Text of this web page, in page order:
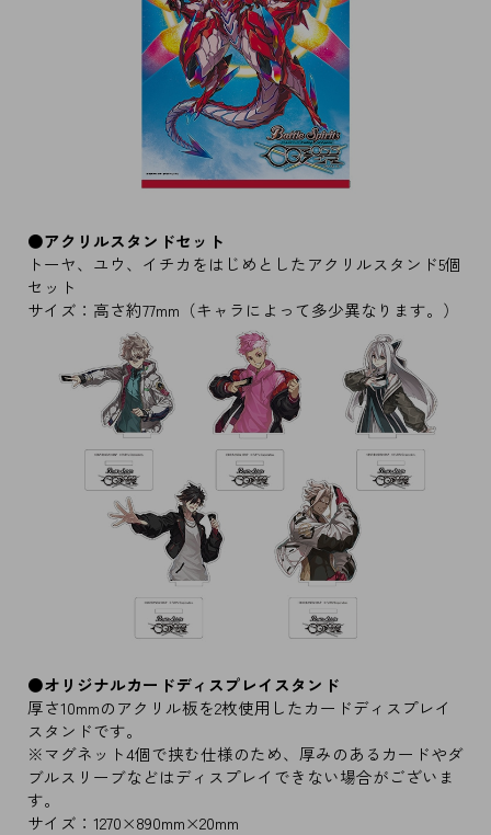
●アクリルスタンドセット
トーヤ、ユウ、イチカをはじめとしたアクリルスタンド5個
セット
サイズ：高さ約77mm（キャラによって多少異なります。）
●オリジナルカードディスプレイスタンド
厚さ10mmのアクリル板を2枚使用したカードディスプレイ
スタンドです。
※マグネット4個で挟む仕様のため、厚みのあるカードやダ
ブルスリーブなどはディスプレイできない場合がございま
す。
サイズ：1270×890mm×20mm